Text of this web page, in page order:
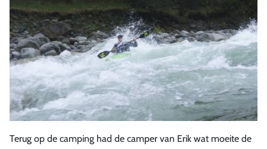
Terug op de camping had de camper van Erik wat moeite de